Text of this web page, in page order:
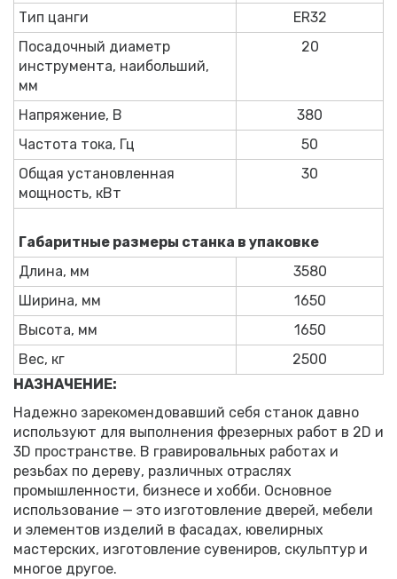
Тип цанги
ER32
Посадочный диаметр
инструмента, наибольший,
мм
20
Напряжение, В
380
Частота тока, Гц
50
Общая установленная
мощность, кВт
30
Габаритные размеры станка в упаковке
Длина, мм
3580
Ширина, мм
1650
Высота, мм
1650
Вес, кг
2500
НАЗНАЧЕНИЕ:
Надежно зарекомендовавший себя станок давно
используют для выполнения фрезерных работ в 2D и
3D пространстве. В гравировальных работах и
резьбах по дереву, различных отраслях
промышленности, бизнесе и хобби. Основное
использование — это изготовление дверей, мебели
и элементов изделий в фасадах, ювелирных
мастерских, изготовление сувениров, скульптур и
многое другое.